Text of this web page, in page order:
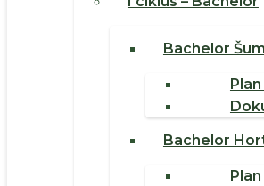
Bachelor
Bachelor